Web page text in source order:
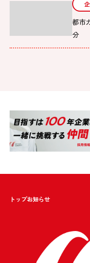
都市
分
トップお知らせ